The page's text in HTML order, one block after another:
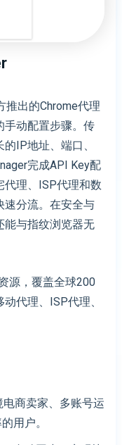
推出的Chrome代理
手动配置步骤。传
IP地址、端口、
完成API Key配
代理、ISP代理和数
速分流。在安全与
能与指纹浏览器无
源，覆盖全球200
代理、ISP代理、
商卖家、多账号运
用户。